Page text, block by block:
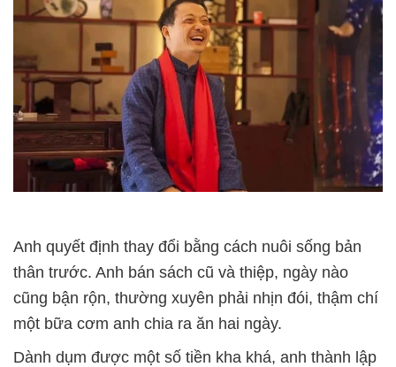
Anh quyết định thay đổi bằng cách nuôi sống bản
thân trước. Anh bán sách cũ và thiệp, ngày nào
cũng bận rộn, thường xuyên phải nhịn đói, thậm chí
một bữa cơm anh chia ra ăn hai ngày.
Dành dụm được một số tiền kha khá, anh thành lập